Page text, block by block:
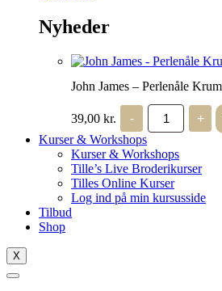
Nyheder
John James – Perlenåle
39,00 kr. -
John
James
-
Perlenåle
Krumme
10
antal
+
Kurser & Workshops
Kurser & Workshops
Tille’s Live Broderikurser
Tilles Online Kurser
Log ind på min kursusside
Tilbud
Shop
X